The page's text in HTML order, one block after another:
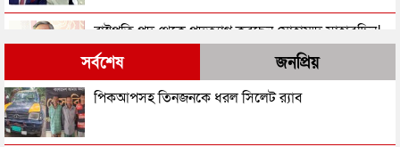
রাষ্ট্রপতি পদ থেকে পদত্যাগ করছেন মোহাম্মদ সাহাবুদ্দিন!
তরুণীর সাথে ভিডিও: গাজী নজরুলকে এমপি পদ ছাড়তে
সর্বশেষ জনপ্রিয়
পিকআপসহ তিনজনকে ধরল সিলেট র‌্যাব